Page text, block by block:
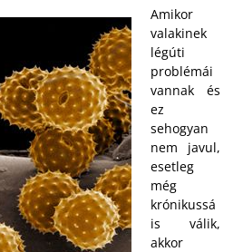
Amikor
valakinek
légúti
problémái
vannak és
ez
sehogyan
nem javul,
esetleg
még
krónikussá
is válik,
akkor